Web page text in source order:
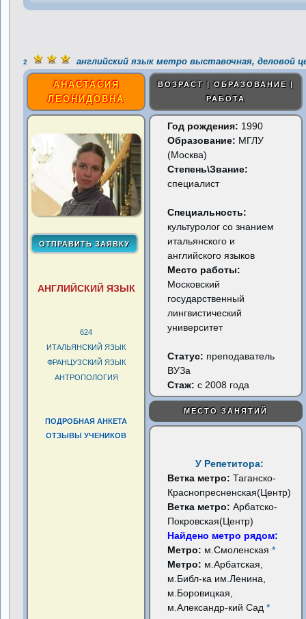
2 английский язык метро выставочная, деловой
АНАСТАСИЯ
ЛЕОНИДОВНА
ВОЗРАСТ | ОБРАЗОВАНИЕ |
РАБОТА
АНГЛИЙСКИЙ ЯЗЫК
624
ИТАЛЬЯНСКИЙ ЯЗЫК
ФРАНЦУЗСКИЙ ЯЗЫК
АНТРОПОЛОГИЯ
ПОДРОБНАЯ АНКЕТА
ОТЗЫВЫ УЧЕНИКОВ
Год рождения: 1990
Образование: МГЛУ
(Москва)
Степень\Звание:
специалист
Специальность:
культуролог со знанием
итальянского и
английского языков
Место работы:
Московский
государственный
лингвистический
университет
Статус: преподаватель
ВУЗа
Стаж: с 2008 года
МЕСТО ЗАНЯТИЙ
У Репетитора:
Ветка метро:Таганско-
Краснопресненская(Центр)
Ветка метро:Арбатско-
Покровская(Центр)
Найдено метро рядом:
Метро: м.Смоленская*
Метро: м.Арбатская,
м.Библ-ка им.Ленина,
м.Боровицкая,
м.Александр-кий Сад*